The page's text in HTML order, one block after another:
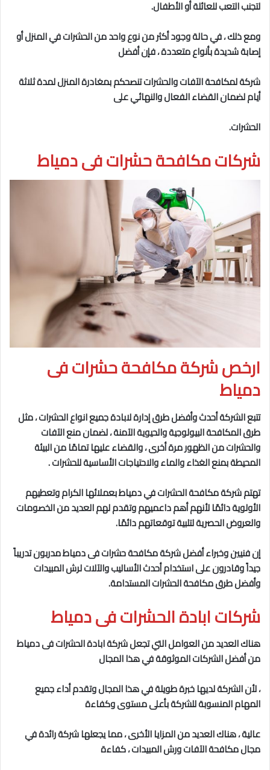
لتجنب التعب للعائلة أو الأطفال.
ومع ذلك ، في حالة وجود أكثر من نوع واحد من الحشرات في المنزل أو
إصابة شديدة بأنواع متعددة ، فإن أفضل
شركة لمكافحة الآفات والحشرات تنصحكم بمغادرة المنزل لمدة ثلاثة
أيام لضمان القضاء الفعال والنهائي على
الحشرات.
شركات مكافحة حشرات فى دمياط
ارخص شركة مكافحة حشرات فى
دمياط
تتبع الشركة أحدث وأفضل طرق إدارة لابادة جميع انواع الحشرات ، مثل
طرق المكافحة البيولوجية والحيويةالآمنة ، لضمان منع الآفات
والحشرات من الظهور مرة أخرى ، والقضاء عليها تمامًا من البيئة
المحيطة بمنع الغذاء والماء والاحتياجات الأساسية للحشرات .
تهتم شركة مكافحة الحشرات في دمياطبعملائها الكرام وتعطيهم
الأولوية دائمًا لأنهم أهم داعميهم وتقدم لهم العديد من الخصومات
والعروض الحصرية لتلبية توقعاتهم دائمًا.
إن فنيين وخبراء أفضل شركة مكافحة حشرات فى دمياطمدربون تدريباً
جيداً وقادرون على استخدام أحدث الأساليب والآلات لرش المبيدات
وأفضل طرق مكافحة الحشرات المستدامة.
شركات ابادة الحشرات فى دمياط
هناك العديد من العوامل التي تجعل شركة ابادة الحشرات فى دمياط
من أفضل الشركات الموثوقة في هذا المجال
، لأن الشركة لديها خبرة طويلة في هذا المجال وتقدم أداء جميع
المهام المنسوبة للشركة بأعلى مستوى وكفاءة
عالية ، هناك العديد من المزايا الأخرى ، مما يجعلها شركة رائدة في
مجال مكافحة الآفات ورش المبيدات ، كفاءة